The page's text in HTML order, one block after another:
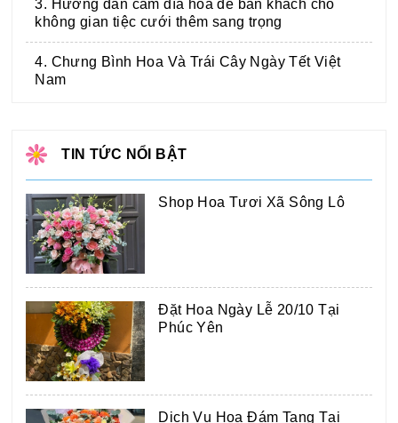
3. Hướng dẫn cắm dĩa hoa để bàn khách cho
không gian tiệc cưới thêm sang trọng
4. Chưng Bình Hoa Và Trái Cây Ngày Tết Việt
Nam
TIN TỨC NỔI BẬT
Shop Hoa Tươi Xã Sông Lô
Đặt Hoa Ngày Lễ 20/10 Tại
Phúc Yên
Dịch Vụ Hoa Đám Tang Tại